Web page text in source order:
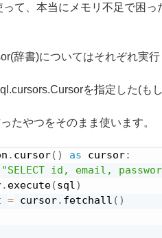
て、本当にメモリ不足で困
辞書)についてはそれぞれ実
を指定した(も
たやつをそのまま使います。
. cursor( ) as cursor:
"SELECT id, email,
. execute(sql)
= cursor. fetchall ( )